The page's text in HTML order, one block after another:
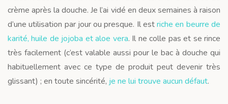
crème après la douche. Je l’ai vidé en deux semaines à raison
d’une utilisation par jour ou presque. Il estriche en beurre de
karité, huile de jojoba et aloe vera. Il ne colle pas et se rince
très facilement (c’est valable aussi pour le bac à douche qui
habituellement avec ce type de produit peut devenir très
glissant) ; en toute sincérité, je ne lui trouve aucun défaut.